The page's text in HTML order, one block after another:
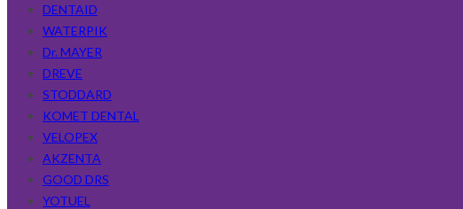
DENTAID
WATERPIK
Dr. MAYER
DREVE
STODDARD
KOMET DENTAL
VELOPEX
AKZENTA
GOOD DRS
YOTUEL